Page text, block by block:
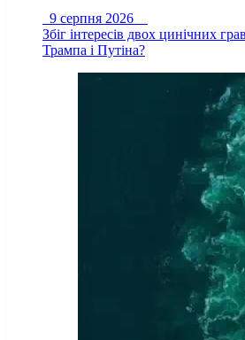
9 серпня 2026
Збіг інтересів двох цинічних
Трампа і Путіна?